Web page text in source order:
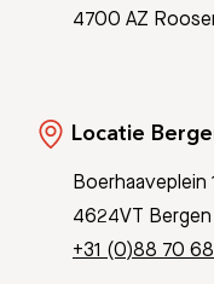
4700 AZ
Locatie
Boerhaaveplein
4624VT
+31 (0)88 70